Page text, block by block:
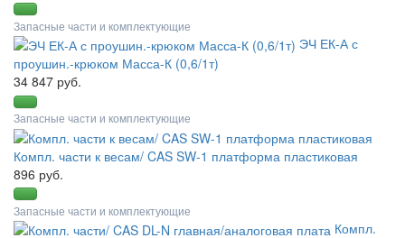
Запасные части и комплектующие
ЭЧ ЕК-А с
проушин.-крюком Масса-К (0,6/1т)
34 847 руб.
Запасные части и комплектующие
Компл. части к весам/ CAS SW-1 платформа пластиковая
896 руб.
Запасные части и комплектующие
Компл.